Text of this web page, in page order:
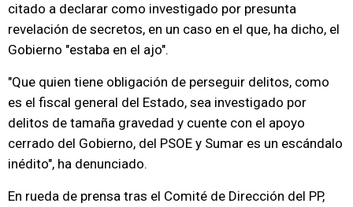
citado a declarar como investigado por presunta
revelación de secretos, en un caso en el que, ha dicho, el
Gobierno "estaba en el ajo".
"Que quien tiene obligación de perseguir delitos, como
es el fiscal general del Estado, sea investigado por
delitos de tamaña gravedad y cuente con el apoyo
cerrado del Gobierno, del PSOE y Sumar es un escándalo
inédito", ha denunciado.
En rueda de prensa tras el Comité de Dirección del PP,